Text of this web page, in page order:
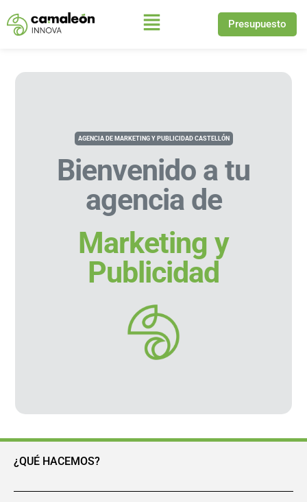
Saltar
contenido
Presupuesto
AGENCIA DE MARKETING Y PUBLICIDAD CASTELLÓN
Bienvenido a tu
agencia de
Marketing y
Publicidad
¿QUÉ HACEMOS?